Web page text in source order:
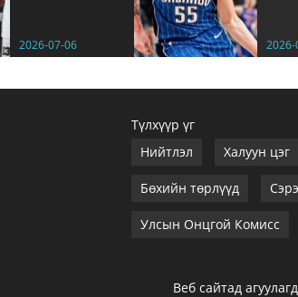
2026-07-06
Түлхүүр үг
Нийтлэл
Халуун цэг
Бөхийн төрлүүд
Улсын Онцгой Комисс
Веб сайтад